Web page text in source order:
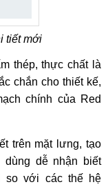
tiết mới
thép, thực chất là
chắn cho thiết kế,
chính của Red
trên mặt lưng, tạo
dễ nhận biết
so với các thế hệ